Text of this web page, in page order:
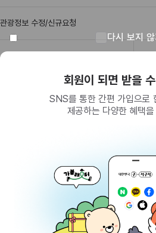
다시 보지 않
회원이 되면 받을
SNS를 통한 간편 가입으로
제공하는 다양한 혜택
관광정보 수정/신규요청
관광정보
202-81-50707
통신판매업신고
제2009-서울중구-1234호